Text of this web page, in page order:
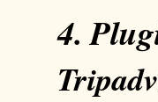
4.